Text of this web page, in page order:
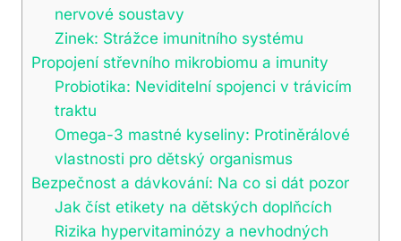
nervové soustavy
Zinek: Strážce imunitního systému
Propojení střevního mikrobiomu a imunity
Probiotika: Neviditelní spojenci v trávicím
traktu
Omega-3 mastné kyseliny: Protiněrálové
vlastnosti pro dětský organismus
Bezpečnost a dávkování: Na co si dát pozor
Jak číst etikety na dětských doplňcích
Rizika hypervitaminózy a nevhodných